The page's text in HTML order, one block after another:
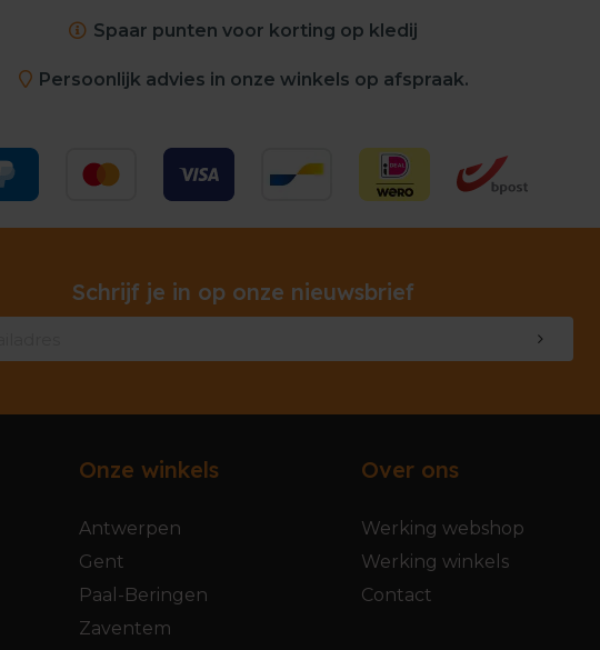
Spaar punten voor korting op kledij
Persoonlijk advies in onze winkels op afspraak.
Schrijf je in op onze nieuwsbrief
Onze winkels
Antwerpen
Gent
Paal-Beringen
Zaventem
Over ons
Werking webshop
Werking winkels
Contact